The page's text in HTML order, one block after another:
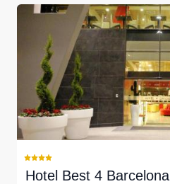
Hotel Best 4 Barcelona